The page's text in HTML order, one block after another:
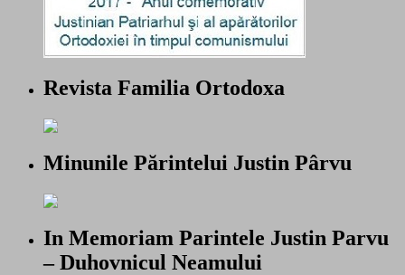
Revista Familia Ortodoxa
Minunile Părintelui Justin Pârvu
In Memoriam Parintele Justin Parvu
– Duhovnicul Neamului